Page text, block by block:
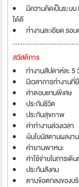
มีความคิดเป็นระบ
ได้ดี
ทำงานละเอียด รอ
สวัสดิการ
ทำงานสัปดาห์ละ 5
มีเวลาการทำงาน
ค่าตอบแทนพิเศษ
ประกันชีวิต
ประกันสุขภาพ
ค่าทำงานล่วงเวลา
เงินโบนัสตามผลงาน
ค่ายานพาหนะ
ค่าใช้จ่ายในการเดิ
ประกันสังคม
ตามข้อตกลงของบ